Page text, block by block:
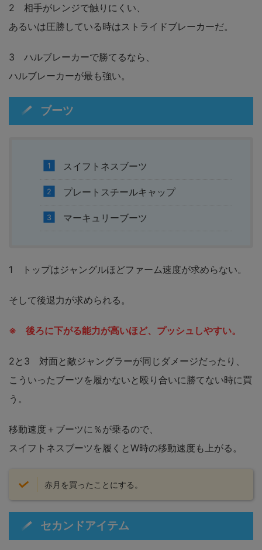
2 相手がレンジで触りにくい、
あるいは圧勝している時はストライドブレーカーだ。
3 ハルブレーカーで勝てるなら、
ハルブレーカーが最も強い。
ブーツ
スイフトネスブーツ
プレートスチールキャップ
マーキュリーブーツ
1 トップはジャングルほどファーム速度が求めらない。
そして後退力が求められる。
※ 後ろに下がる能力が高いほど、プッシュしやすい。
2と3 対面と敵ジャングラーが同じダメージだったり、
こういったブーツを履かないと殴り合いに勝てない時に買
う。
移動速度＋ブーツに％が乗るので、
スイフトネスブーツを履くとW時の移動速度も上がる。
赤月を買ったことにする。
セカンドアイテム